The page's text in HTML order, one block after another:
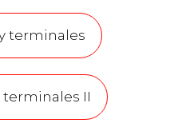
terminales
terminales II